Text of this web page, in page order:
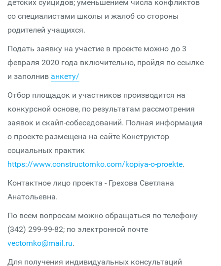
детских суицидов; уменьшением числа конфликтов
со специалистами школы и жалоб со стороны
родителей учащихся.
Подать заявку на участие в проекте можно до 3
февраля 2020 года включительно, пройдя по ссылке
и заполнив анкету/
Отбор площадок и участников производится на
конкурсной основе, по результатам рассмотрения
заявок и скайп-собеседований. Полная информация
о проекте размещена на сайте Конструктор
социальных практик
https://www.constructornko.com/kopiya-o-proekte.
Контактное лицо проекта - Грехова Светлана
Анатольевна.
По всем вопросам можно обращаться по телефону
(342) 299-99-82; по электронной почте
vectornko@mail.ru.
Для получения индивидуальных консультаций